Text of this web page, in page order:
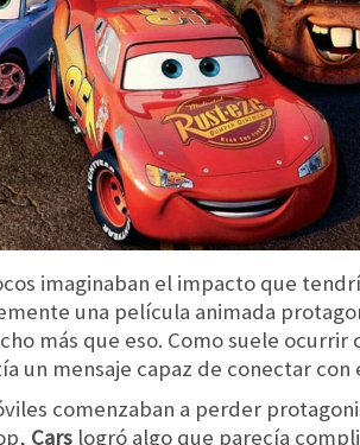
imaginaban el impacto que
una película animada
más que eso. Como suele ocurrir
un mensaje capaz de conectar
comenzaban a perder
Cars logró algo que parecía